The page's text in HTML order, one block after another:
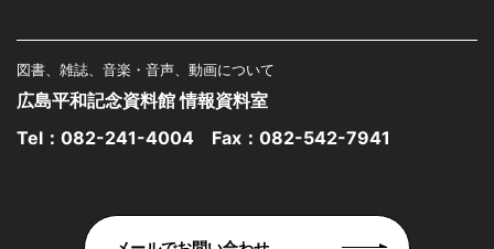
図書、雑誌、音楽・音声、動画について
広島平和記念資料館 情報資料室
Tel： 082-241-4004 Fax：082-542-7941